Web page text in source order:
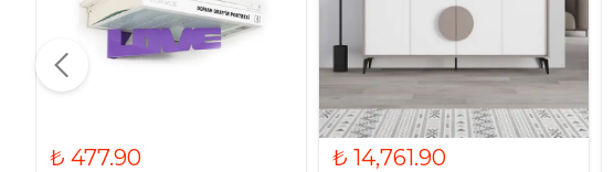
₺ 477.90 ₺ 14,761.90